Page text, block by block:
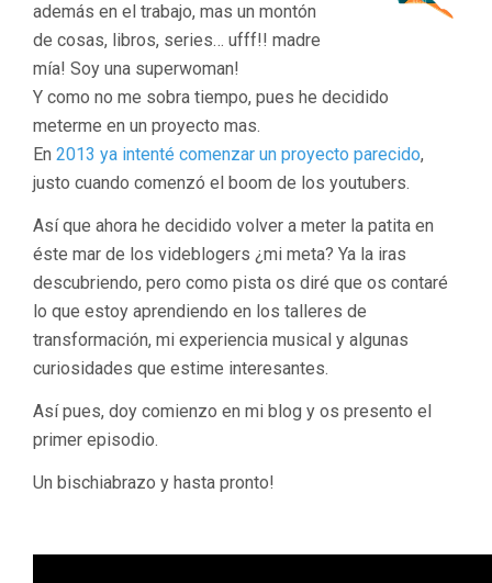
además en el trabajo, mas un montón
de cosas, libros, series… ufff!! madre
mía! Soy una superwoman!
Y como no me sobra tiempo, pues he decidido
meterme en un proyecto mas.
En 2013 ya intenté comenzar un proyecto parecido,
justo cuando comenzó el boom de los youtubers.
Así que ahora he decidido volver a meter la patita en
éste mar de los videblogers ¿mi meta? Ya la iras
descubriendo, pero como pista os diré que os contaré
lo que estoy aprendiendo en los talleres de
transformación, mi experiencia musical y algunas
curiosidades que estime interesantes.
Así pues, doy comienzo en mi blog y os presento el
primer episodio.
Un bischiabrazo y hasta pronto!